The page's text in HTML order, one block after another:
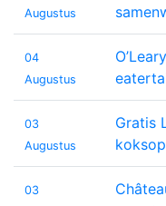
Augustus
04
Augustus
03
Augustus
Gratis
03